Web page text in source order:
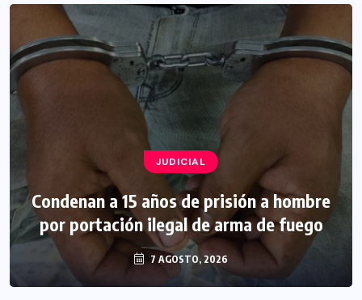
JUDICIAL
Condenan a 15 años de prisión a hombre
por portación ilegal de arma de fuego
7 AGOSTO, 2026